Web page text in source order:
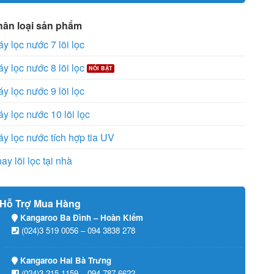
loại sản phẩm
lọc nước 7 lõi lọc
lọc nước 8 lõi lọc
lọc nước 9 lõi lọc
lọc nước 10 lõi lọc
lọc nước tích hợp tia UV
lõi lọc tại nhà
Hỗ Trợ Mua Hàng
Kangaroo Ba Đình – Hoàn Kiếm
(024)3 519 0056 – 094 3838 278
Kangaroo Hai Bà Trưng